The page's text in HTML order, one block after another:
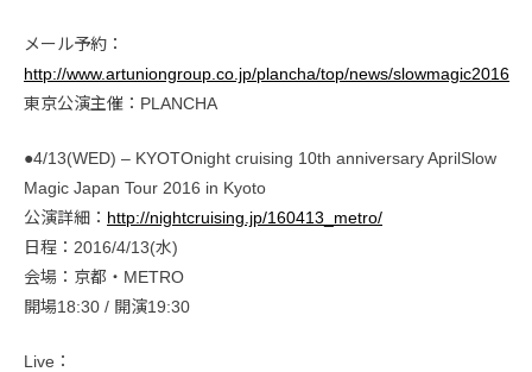
メール予約：
http://www.artuniongroup.co.jp/plancha/top/news/slowmagic2016
東京公演主催：PLANCHA
●4/13(WED) – KYOTOnight cruising 10th anniversary AprilSlow
Magic Japan Tour 2016 in Kyoto
公演詳細： http://nightcruising.jp/160413_metro/
日程：2016/4/13(水)
会場：京都・METRO
開場18:30 / 開演19:30
Live：